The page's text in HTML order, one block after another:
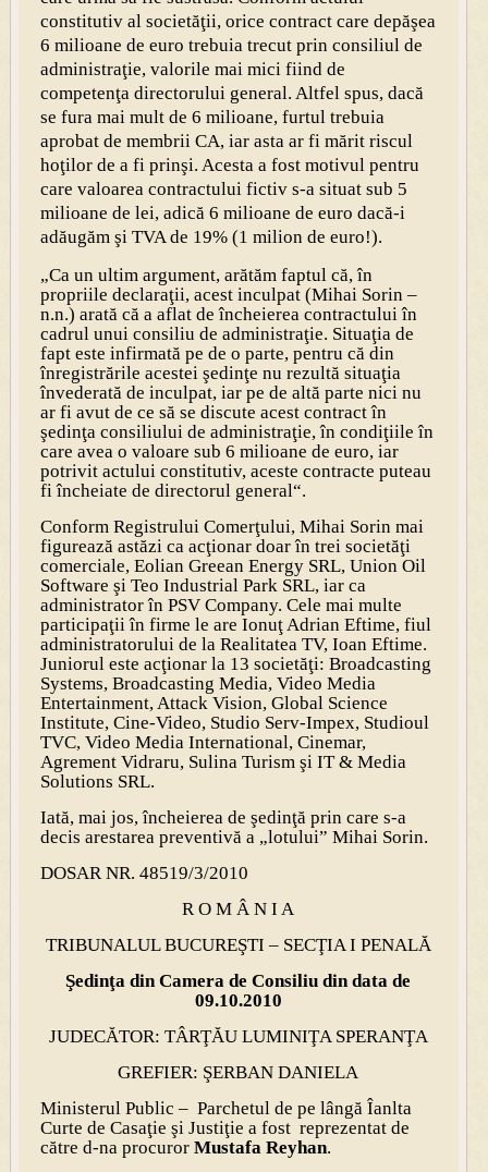
constitutiv al societăţii, orice contract care depăşea
6 milioane de euro trebuia trecut prin consiliul de
administraţie, valorile mai mici fiind de
competenţa directorului general. Altfel spus, dacă
se fura mai mult de 6 milioane, furtul trebuia
aprobat de membrii CA, iar asta ar fi mărit riscul
hoţilor de a fi prinşi. Acesta a fost motivul pentru
care valoarea contractului fictiv s-a situat sub 5
milioane de lei, adică 6 milioane de euro dacă-i
adăugăm şi TVA de 19% (1 milion de euro!).
„Ca un ultim argument, arătăm faptul că, în
propriile declaraţii, acest inculpat (Mihai Sorin –
n.n.) arată că a aflat de încheierea contractului în
cadrul unui consiliu de administraţie. Situaţia de
fapt este infirmată pe de o parte, pentru că din
înregistrările acestei şedinţe nu rezultă situaţia
învederată de inculpat, iar pe de altă parte nici nu
ar fi avut de ce să se discute acest contract în
şedinţa consiliului de administraţie, în condiţiile în
care avea o valoare sub 6 milioane de euro, iar
potrivit actului constitutiv, aceste contracte puteau
fi încheiate de directorul general“.
Conform Registrului Comerţului, Mihai Sorin mai
figurează astăzi ca acţionar doar în trei societăţi
comerciale, Eolian Greean Energy SRL, Union Oil
Software şi Teo Industrial Park SRL, iar ca
administrator în PSV Company. Cele mai multe
participaţii în firme le are Ionuţ Adrian Eftime, fiul
administratorului de la Realitatea TV, Ioan Eftime.
Juniorul este acţionar la 13 societăţi: Broadcasting
Systems, Broadcasting Media, Video Media
Entertainment, Attack Vision, Global Science
Institute, Cine-Video, Studio Serv-Impex, Studioul
TVC, Video Media International, Cinemar,
Agrement Vidraru, Sulina Turism şi IT & Media
Solutions SRL.
Iată, mai jos, încheierea de şedinţă prin care s-a
decis arestarea preventivă a „lotului” Mihai Sorin.
DOSAR NR. 48519/3/2010
R O M Â N I A
TRIBUNALUL BUCUREŞTI – SECŢIA I PENALĂ
Şedinţa din Camera de Consiliu din data de
09.10.2010
JUDECĂTOR: TÂRŢĂU LUMINIŢA SPERANŢA
GREFIER: ŞERBAN DANIELA
Ministerul Public – Parchetul de pe lângă Îanlta
Curte de Casaţie şi Justiţie a fost reprezentat de
către d-na procuror Mustafa Reyhan.